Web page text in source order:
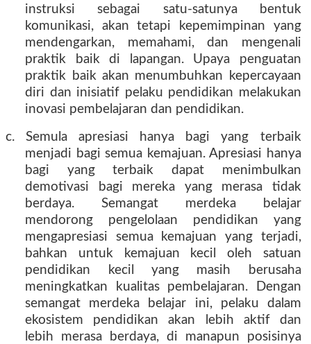
instruksi sebagai satu-satunya bentuk
komunikasi, akan tetapi kepemimpinan yang
mendengarkan, memahami, dan mengenali
praktik baik di lapangan. Upaya penguatan
praktik baik akan menumbuhkan kepercayaan
diri dan inisiatif pelaku pendidikan melakukan
inovasi pembelajaran dan pendidikan.
c. Semula apresiasi hanya bagi yang terbaik
menjadi bagi semua kemajuan. Apresiasi hanya
bagi yang terbaik dapat menimbulkan
demotivasi bagi mereka yang merasa tidak
berdaya. Semangat merdeka belajar
mendorong pengelolaan pendidikan yang
mengapresiasi semua kemajuan yang terjadi,
bahkan untuk kemajuan kecil oleh satuan
pendidikan kecil yang masih berusaha
meningkatkan kualitas pembelajaran. Dengan
semangat merdeka belajar ini, pelaku dalam
ekosistem pendidikan akan lebih aktif dan
lebih merasa berdaya, di manapun posisinya